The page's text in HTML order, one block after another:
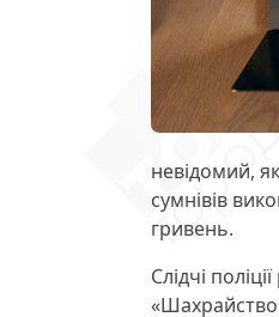
невідомий,
сумнівів
гривень.
Слідчі